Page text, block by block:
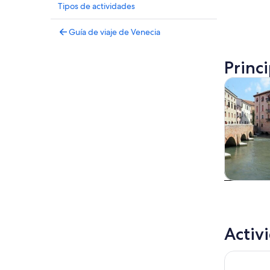
Tipos de actividades
Guía de viaje de Venecia
Tours y
Sin colas: